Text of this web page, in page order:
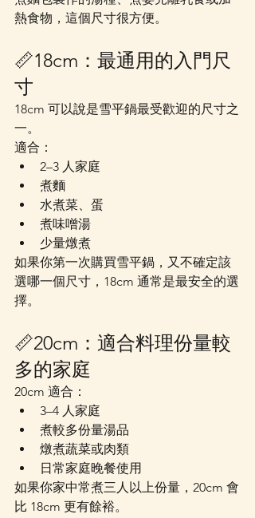
熱食物，這個尺寸很方便。
📏18cm：最通用的入門尺
寸
18cm 可以說是雪平鍋最受歡迎的尺寸之
一。
適合：
2–3 人家庭
煮麵
水煮菜、蛋
煮味噌湯
少量燉煮
如果你第一次購買雪平鍋，又不確定該
選哪一個尺寸，18cm 通常是最安全的選
擇。
📏20cm：適合料理份量較
多的家庭
20cm 適合：
3–4 人家庭
煮較多份量湯品
燉煮蔬菜或肉類
日常家庭晚餐使用
如果你家中常煮三人以上份量，20cm 會
比 18cm 更有餘裕。